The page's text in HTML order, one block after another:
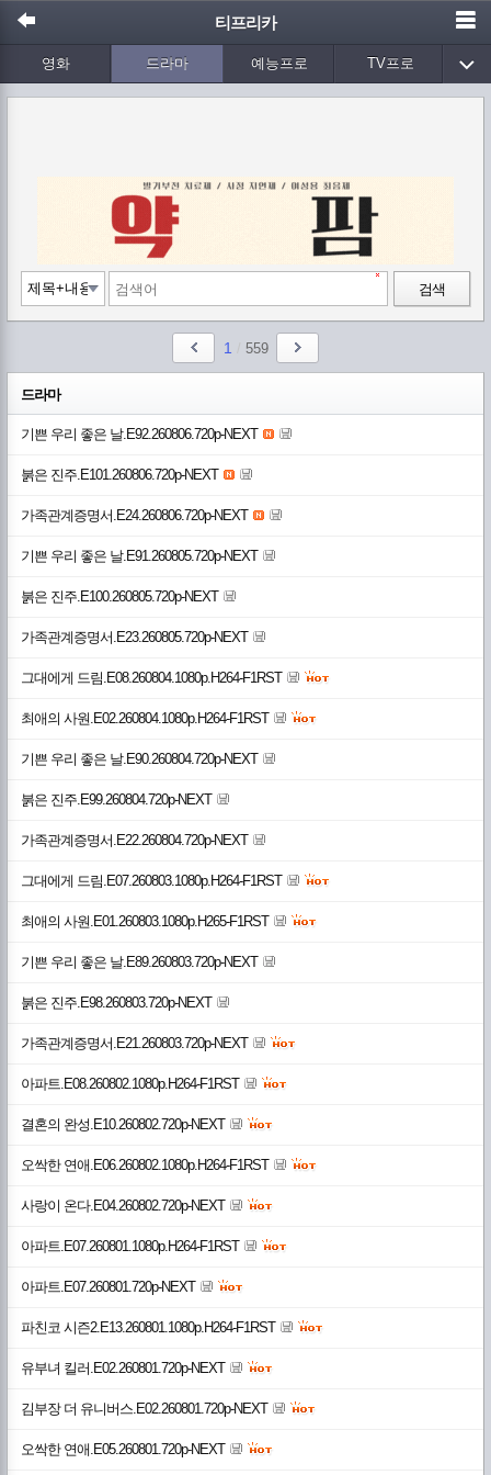
티프리카
영화 드라마 예능프로 TV프로
애니메이션 음악 Wetv
검색
1 559
드라마
기쁜 우리 좋은 날.E92.260806.720p-NEXT
붉은 진주.E101.260806.720p-NEXT
가족관계증명서.E24.260806.720p-NEXT
기쁜 우리 좋은 날.E91.260805.720p-NEXT
붉은 진주.E100.260805.720p-NEXT
가족관계증명서.E23.260805.720p-NEXT
그대에게 드림.E08.260804.1080p.H264-F1RST
최애의 사원.E02.260804.1080p.H264-F1RST
기쁜 우리 좋은 날.E90.260804.720p-NEXT
붉은 진주.E99.260804.720p-NEXT
가족관계증명서.E22.260804.720p-NEXT
그대에게 드림.E07.260803.1080p.H264-F1RST
최애의 사원.E01.260803.1080p.H265-F1RST
기쁜 우리 좋은 날.E89.260803.720p-NEXT
붉은 진주.E98.260803.720p-NEXT
가족관계증명서.E21.260803.720p-NEXT
아파트.E08.260802.1080p.H264-F1RST
결혼의 완성.E10.260802.720p-NEXT
오싹한 연애.E06.260802.1080p.H264-F1RST
사랑이 온다.E04.260802.720p-NEXT
아파트.E07.260801.1080p.H264-F1RST
아파트.E07.260801.720p-NEXT
파친코 시즌2.E13.260801.1080p.H264-F1RST
유부녀 킬러.E02.260801.720p-NEXT
김부장 더 유니버스.E02.260801.720p-NEXT
오싹한 연애.E05.260801.720p-NEXT